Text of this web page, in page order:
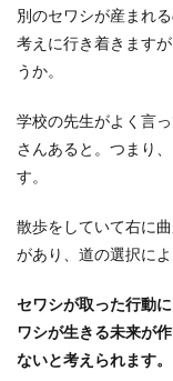
別のセワシが産まれ
考えに行き着きます
うか。
学校の先生がよく言
さんあると。つまり
す。
散歩をしていて右に
があり、道の選択に
セワシが取った行動
ワシが生きる未来が
ないと考えられます。